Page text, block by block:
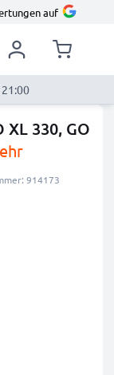
auf
330, GO
914173